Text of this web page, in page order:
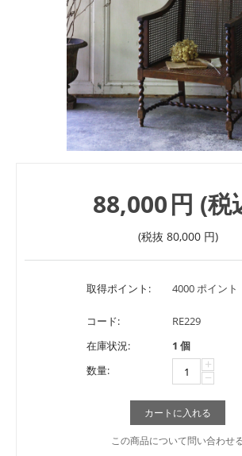
88,000円 (税
(税抜 80,000 円)
取得ポイント: 4000 ポイント
コード:
RE229
在庫状況:
1 個
数量:
+
−
カートに入れる
この商品について問い合わせ